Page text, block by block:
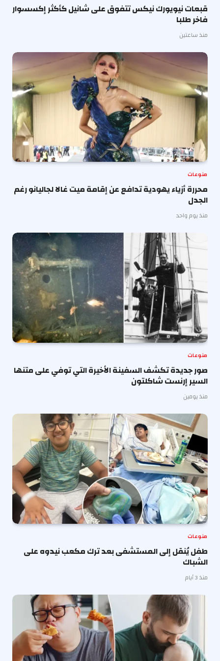
قبعات نيويورك نيكس تتفوق على شانيل كأكثر إكسسوار
فاخر طلبا
منذ ساعتين
منوعات
محررة أزياء يهودية تدافع عن إقامة ميت غالا لجاليانو رغم
الجدل
منذ يوم واحد
منوعات
صور جديدة تكشف السفينة الأخيرة التي توفي على متنها
السير إرنست شاكلتون
منذ يومين
منوعات
طفل يُنقل إلى المستشفى بعد ترك مكعب نيدوه على
الشباك
منذ 3 أيام